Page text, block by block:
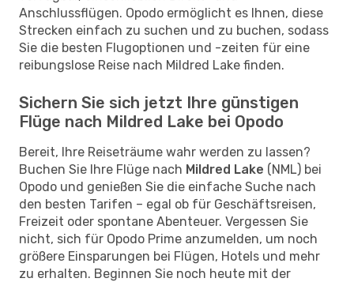
Anschlussflügen. Opodo ermöglicht es Ihnen, diese
Strecken einfach zu suchen und zu buchen, sodass
Sie die besten Flugoptionen und -zeiten für eine
reibungslose Reise nach Mildred Lake finden.
Sichern Sie sich jetzt Ihre günstigen
Flüge nach Mildred Lake bei Opodo
Bereit, Ihre Reiseträume wahr werden zu lassen?
Buchen Sie Ihre Flüge nach Mildred Lake (NML) bei
Opodo und genießen Sie die einfache Suche nach
den besten Tarifen – egal ob für Geschäftsreisen,
Freizeit oder spontane Abenteuer. Vergessen Sie
nicht, sich für Opodo Prime anzumelden, um noch
größere Einsparungen bei Flügen, Hotels und mehr
zu erhalten. Beginnen Sie noch heute mit der